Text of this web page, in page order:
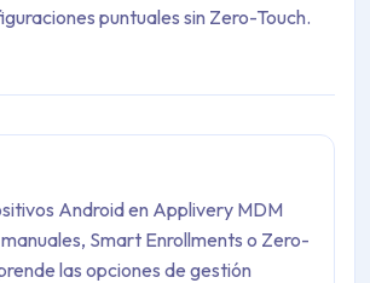
puntuales sin Zero-Touch.
Android en Applivery MDM
Smart Enrollments o Zero-
las opciones de gestión